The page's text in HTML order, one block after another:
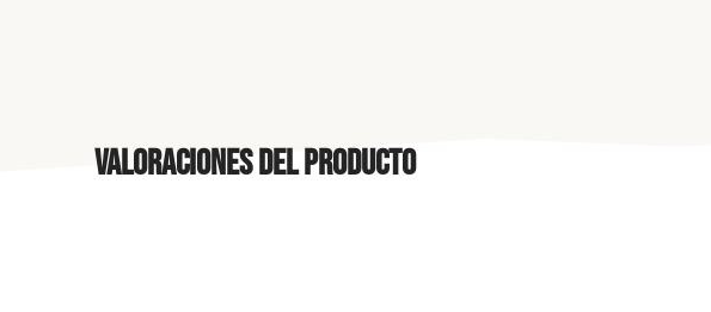
Valoraciones del producto